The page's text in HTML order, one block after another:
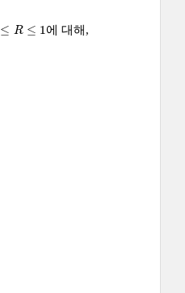
≤ R ≤ 1
≤1 에 대해,